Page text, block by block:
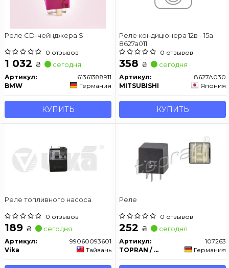
Реле CD-чейнджера S
0 отзывов
1 032 ₴ сегодня
Артикул:
61361388911
BMW
Германия
КУПИТЬ
Реле кондиціонера 12в - 15а
8627a011
0 отзывов
358 ₴ сегодня
Артикул:
8627A030
MITSUBISHI
Япония
КУПИТЬ
Реле топливного насоса
0 отзывов
189 ₴ сегодня
Артикул:
99060093601
Vika
Тайвань
Реле
0 отзывов
252 ₴ сегодня
Артикул:
107263
TOPRAN / HANS PRIES
Германия